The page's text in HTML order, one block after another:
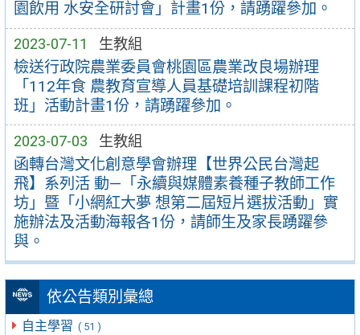
園飲用 水安全研討會」計畫1份，請踴躍參加。
2023-07-11 生教組
檢送行政院農業委員會桃園區農業改良場辦理
「112年食 農教育宣導人員基礎培訓課程初階
班」活動計畫1份，請踴躍參加。
2023-07-03 生教組
函轉台灣文化創意學會辦理【世界公民台灣起
飛】系列活 動—「永續與媒體素養種子教師工作
坊」暨「小網紅大夢 想第二屆短片選拔活動」實
施辦法及活動海報各1份，請師生及家長踴躍參
與。
依公告類別彙總
自主學習 ( 51 )